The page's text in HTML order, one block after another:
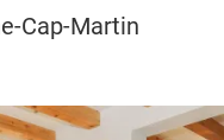
Cap-Martin